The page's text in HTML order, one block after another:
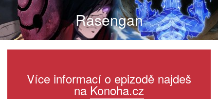
Rasengan
Více informací o epizodě najdeš
na Konoha.cz